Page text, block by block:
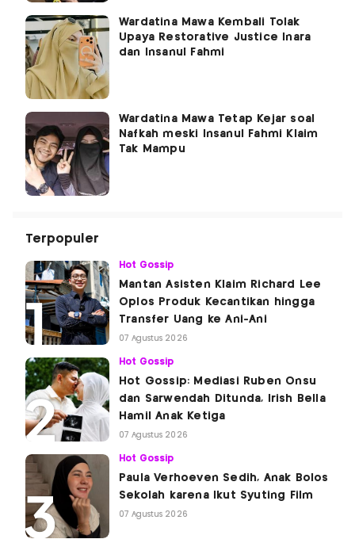
Wardatina Mawa Kembali Tolak
Upaya Restorative Justice Inara
dan Insanul Fahmi
Wardatina Mawa Tetap Kejar soal
Nafkah meski Insanul Fahmi Klaim
Tak Mampu
Terpopuler
Hot Gossip
Mantan Asisten Klaim Richard Lee
Oplos Produk Kecantikan hingga
Transfer Uang ke Ani-Ani
07 Agustus 2026
Hot Gossip
Hot Gossip: Mediasi Ruben Onsu
dan Sarwendah Ditunda, Irish Bella
Hamil Anak Ketiga
07 Agustus 2026
Hot Gossip
Paula Verhoeven Sedih, Anak Bolos
Sekolah karena Ikut Syuting Film
07 Agustus 2026